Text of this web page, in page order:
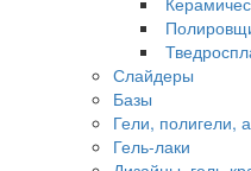
Слайдеры
Базы
Гели, полигели,
Гель-лаки